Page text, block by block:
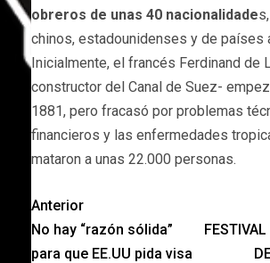
obreros de unas 40 nacionalidade
chinos, estadounidenses y de países
Inicialmente, el francés Ferdinand de
constructor del Canal de Suez-
1881, pero fracasó por problemas
financieros y las enfermedades
mataron a unas 22.000 personas.
Anterior
No hay “razón sólida”
para que EE.UU pida visa